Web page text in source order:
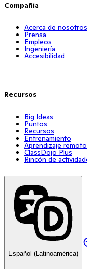
Compañía
Acerca de nosotros
Prensa
Empleos
Ingeniería
Accesibilidad
Recursos
Big Ideas
Puntos
Recursos
Entrenamiento
Aprendizaje remoto
ClassDojo Plus
Rincón de
Español (Latinoamérica)